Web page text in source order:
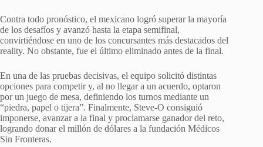
Contra todo pronóstico, el mexicano logró superar la mayoría
de los desafíos y avanzó hasta la etapa semifinal,
convirtiéndose en uno de los concursantes más destacados del
reality. No obstante, fue el último eliminado antes de la final.
En una de las pruebas decisivas, el equipo solicitó distintas
opciones para competir y, al no llegar a un acuerdo, optaron
por un juego de mesa, definiendo los turnos mediante un
“piedra, papel o tijera”. Finalmente, Steve-O consiguió
imponerse, avanzar a la final y proclamarse ganador del reto,
logrando donar el millón de dólares a la fundación Médicos
Sin Fronteras.